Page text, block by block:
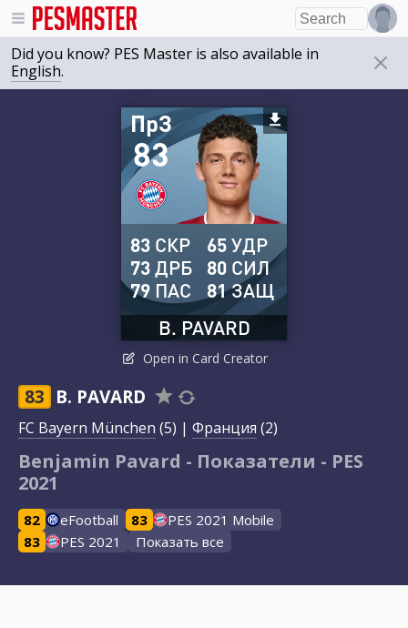
Did you know? PES Master is also available in
English.
83
ПрЗ
B. PAVARD
83 СКР
73ДРБ
79 ПАС
65УДР
80 СИЛ
81ЗАЩ
Open in Card Creator
83 B. PAVARD
FC Bayern München (5) | Франция (2)
Benjamin Pavard - Показатели - PES
2021
82 eFootball 83
PES 2021 Mobile
83
PES 2021 Показать все